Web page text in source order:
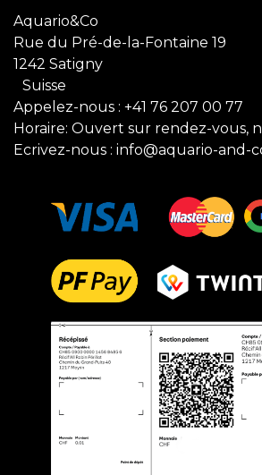
Aquario&Co
Rue du Pré-de-la-Fontaine 19
1242 Satigny
Suisse
Appelez-nous : +41 76 207 00 77
Horaire: Ouvert sur rendez-vous,
Ecrivez-nous : info@aquario-and-